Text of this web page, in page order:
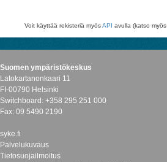
Voit käyttää rekisteriä myösAPI avulla (katso myös
Suomen ympäristökeskus
Latokartanonkaari 11
FI-00790 Helsinki
Switchboard: +358 295 251 000
Fax: 09 5490 2190
syke.fi
Palvelukuvaus
Tietosuojailmoitus